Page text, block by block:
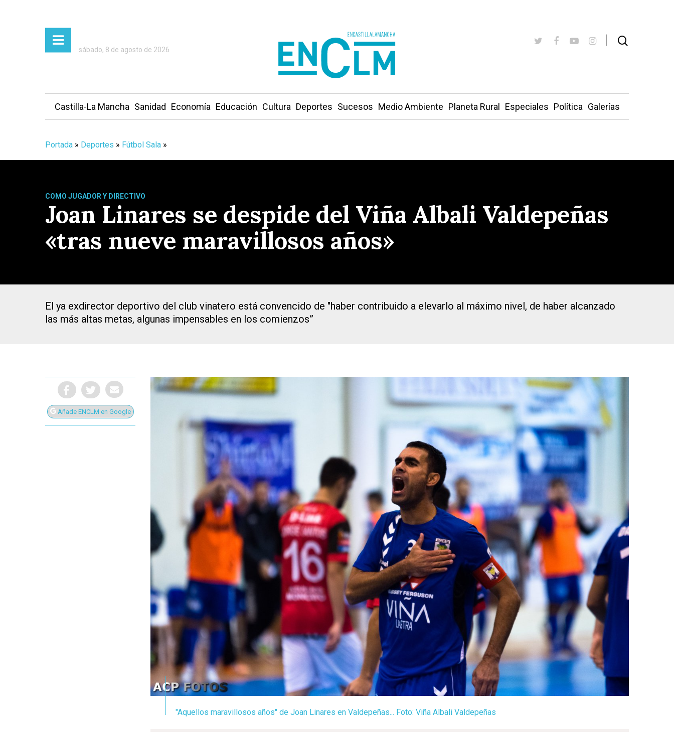
Presiona Intro para buscar o ESC para cerrar
sábado, 8 de agosto de 2026
Castilla-La Mancha Sanidad Economía Educación Cultura Deportes Sucesos Medio Ambiente Planeta Rural Especiales Política Galerías
Portada » Deportes » Fútbol Sala »
COMO JUGADOR Y DIRECTIVO
Joan Linares se despide del Viña Albali Valdepeñas
«tras nueve maravillosos años»
El ya exdirector deportivo del club vinatero está convencido de "haber contribuido a elevarlo al máximo nivel, de haber alcanzado
las más altas metas, algunas impensables en los comienzos”
Añade ENCLM en Google
"Aquellos maravillosos años" de Joan Linares en Valdepeñas... Foto: Viña Albali Valdepeñas